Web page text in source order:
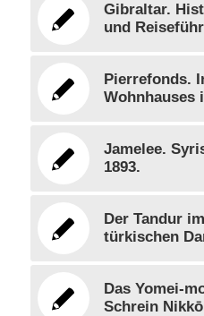
Gibraltar.
und
Pierrefonds.
Wohnhauses
Jamelee.
1893.
Der Tandur
türkischen
Das Yomei-
Schrein